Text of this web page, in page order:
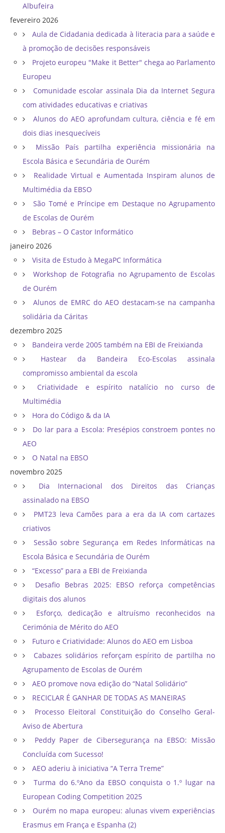
Albufeira
fevereiro 2026
Aula de Cidadania dedicada à literacia para a saúde e
à promoção de decisões responsáveis
Projeto europeu "Make it Better" chega ao Parlamento
Europeu
Comunidade escolar assinala Dia da Internet Segura
com atividades educativas e criativas
Alunos do AEO aprofundam cultura, ciência e fé em
dois dias inesquecíveis
Missão País partilha experiência missionária na
Escola Básica e Secundária de Ourém
Realidade Virtual e Aumentada Inspiram alunos de
Multimédia da EBSO
São Tomé e Príncipe em Destaque no Agrupamento
de Escolas de Ourém
Bebras – O Castor Informático
janeiro 2026
Visita de Estudo à MegaPC Informática
Workshop de Fotografia no Agrupamento de Escolas
de Ourém
Alunos de EMRC do AEO destacam-se na campanha
solidária da Cáritas
dezembro 2025
Bandeira verde 2005 também na EBI de Freixianda
Hastear da Bandeira Eco-Escolas assinala
compromisso ambiental da escola
Criatividade e espírito natalício no curso de
Multimédia
Hora do Código & da IA
Do lar para a Escola: Presépios constroem pontes no
AEO
O Natal na EBSO
novembro 2025
Dia Internacional dos Direitos das Crianças
assinalado na EBSO
PMT23 leva Camões para a era da IA com cartazes
criativos
Sessão sobre Segurança em Redes Informáticas na
Escola Básica e Secundária de Ourém
“Excesso” para a EBI de Freixianda
Desafio Bebras 2025: EBSO reforça competências
digitais dos alunos
Esforço, dedicação e altruísmo reconhecidos na
Cerimónia de Mérito do AEO
Futuro e Criatividade: Alunos do AEO em Lisboa
Cabazes solidários reforçam espírito de partilha no
Agrupamento de Escolas de Ourém
AEO promove nova edição do “Natal Solidário”
RECICLAR É GANHAR DE TODAS AS MANEIRAS
Processo Eleitoral Constituição do Conselho Geral-
Aviso de Abertura
Peddy Paper de Cibersegurança na EBSO: Missão
Concluída com Sucesso!
AEO aderiu à iniciativa “A Terra Treme”
Turma do 6.ºAno da EBSO conquista o 1.º lugar na
European Coding Competition 2025
Ourém no mapa europeu: alunas vivem experiências
Erasmus em França e Espanha (2)